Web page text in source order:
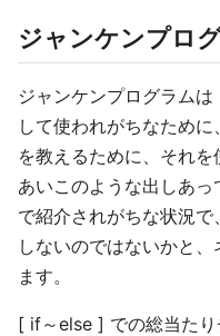
ジャンケンプロ
ジャンケンプログラム
して使われがちなため
を教えるために、それ
あいこのような出しあ
で紹介されがちな状況
しないのではないかと
ます。
[ if～else ] での総当た